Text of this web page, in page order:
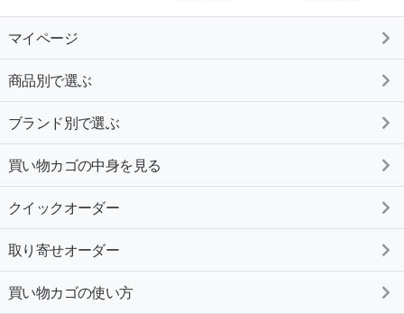
マイページ
商品別で選ぶ
ブランド別で選ぶ
買い物カゴの中身を見る
クイックオーダー
取り寄せオーダー
買い物カゴの使い方